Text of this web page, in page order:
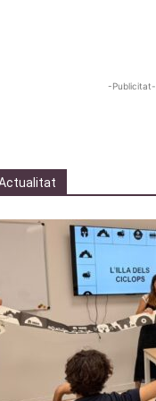
-Publicitat-